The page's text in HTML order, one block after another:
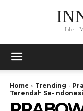
Ide.
Home Trending
Terendah Se-